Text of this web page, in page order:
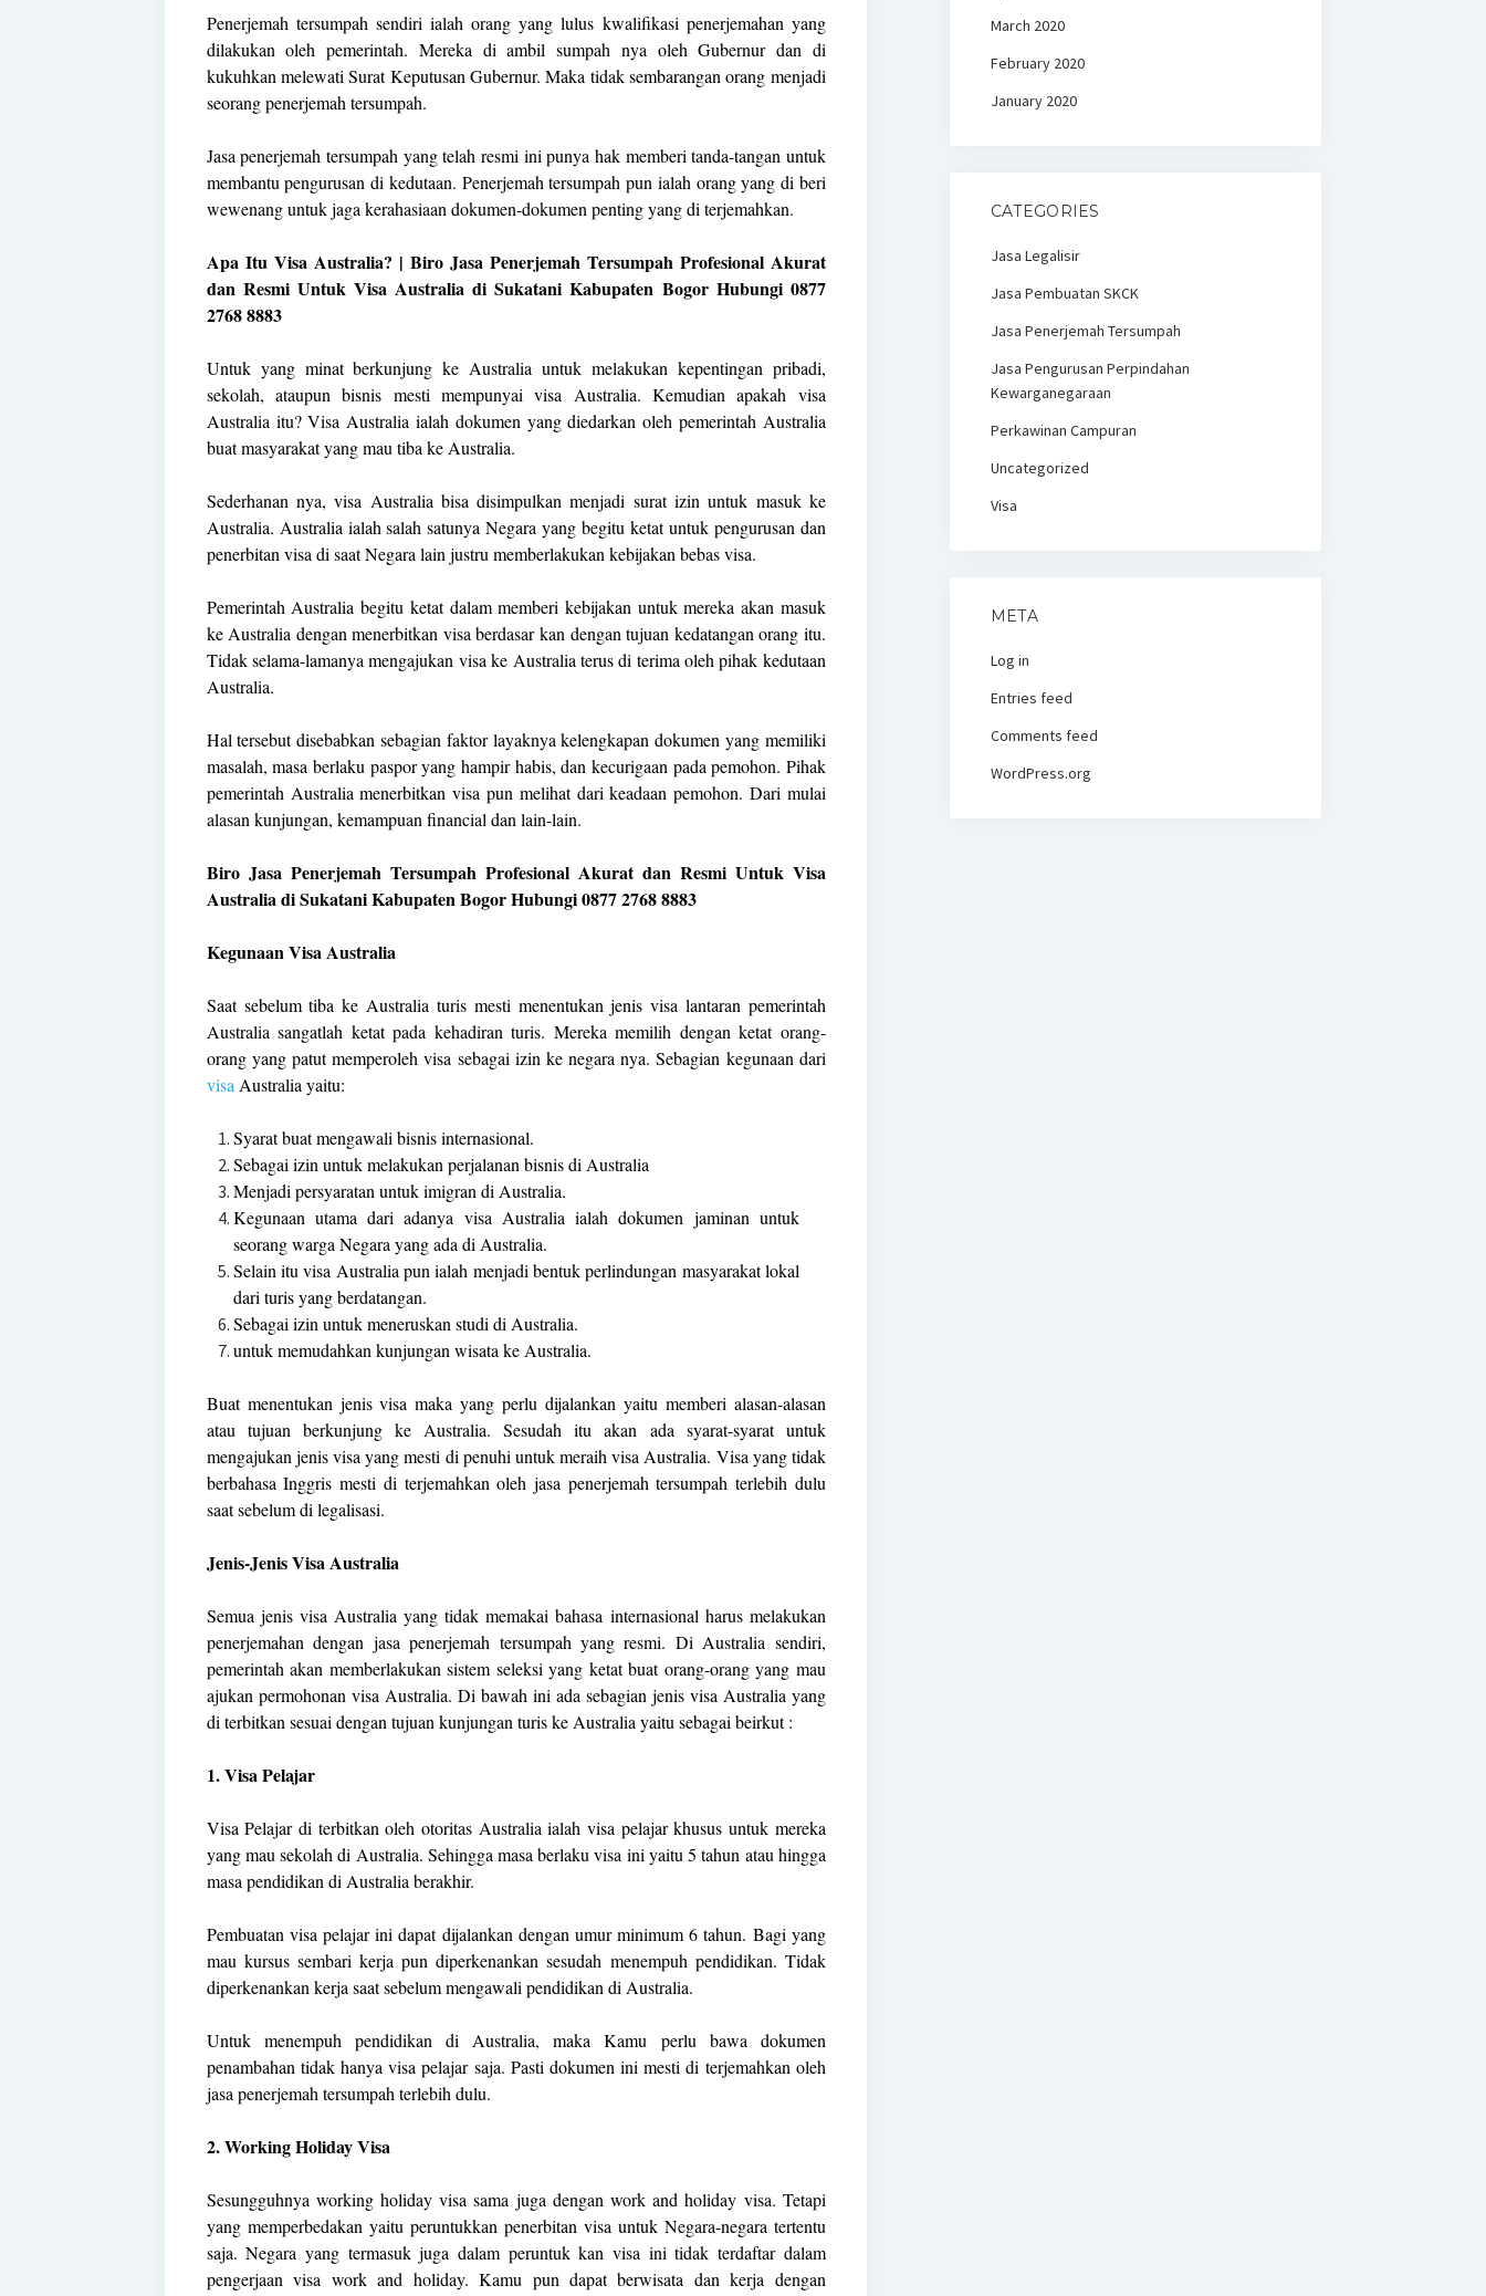
Penerjemah tersumpah sendiri ialah orang yang lulus kwalifikasi penerjemahan yang
dilakukan oleh pemerintah. Mereka di ambil sumpah nya oleh Gubernur dan di
kukuhkan melewati Surat Keputusan Gubernur. Maka tidak sembarangan orang menjadi
seorang penerjemah tersumpah.
Jasa penerjemah tersumpah yang telah resmi ini punya hak memberi tanda-tangan untuk
membantu pengurusan di kedutaan. Penerjemah tersumpah pun ialah orang yang di beri
wewenang untuk jaga kerahasiaan dokumen-dokumen penting yang di terjemahkan.
Apa Itu Visa Australia? | Biro Jasa Penerjemah Tersumpah Profesional Akurat
dan Resmi Untuk Visa Australia di Sukatani Kabupaten Bogor Hubungi 0877
2768 8883
Untuk yang minat berkunjung ke Australia untuk melakukan kepentingan pribadi,
sekolah, ataupun bisnis mesti mempunyai visa Australia. Kemudian apakah visa
Australia itu? Visa Australia ialah dokumen yang diedarkan oleh pemerintah Australia
buat masyarakat yang mau tiba ke Australia.
Sederhanan nya, visa Australia bisa disimpulkan menjadi surat izin untuk masuk ke
Australia. Australia ialah salah satunya Negara yang begitu ketat untuk pengurusan dan
penerbitan visa di saat Negara lain justru memberlakukan kebijakan bebas visa.
Pemerintah Australia begitu ketat dalam memberi kebijakan untuk mereka akan masuk
ke Australia dengan menerbitkan visa berdasar kan dengan tujuan kedatangan orang itu.
Tidak selama-lamanya mengajukan visa ke Australia terus di terima oleh pihak kedutaan
Australia.
Hal tersebut disebabkan sebagian faktor layaknya kelengkapan dokumen yang memiliki
masalah, masa berlaku paspor yang hampir habis, dan kecurigaan pada pemohon. Pihak
pemerintah Australia menerbitkan visa pun melihat dari keadaan pemohon. Dari mulai
alasan kunjungan, kemampuan financial dan lain-lain.
Biro Jasa Penerjemah Tersumpah Profesional Akurat dan Resmi Untuk Visa
Australia di Sukatani Kabupaten Bogor Hubungi 0877 2768 8883
Kegunaan Visa Australia
Saat sebelum tiba ke Australia turis mesti menentukan jenis visa lantaran pemerintah
Australia sangatlah ketat pada kehadiran turis. Mereka memilih dengan ketat orang-
orang yang patut memperoleh visa sebagai izin ke negara nya. Sebagian kegunaan dari
visaAustralia yaitu:
Syarat buat mengawali bisnis internasional.
Sebagai izin untuk melakukan perjalanan bisnis di Australia
Menjadi persyaratan untuk imigran di Australia.
Kegunaan utama dari adanya visa Australia ialah dokumen jaminan untuk
seorang warga Negara yang ada di Australia.
Selain itu visa Australia pun ialah menjadi bentuk perlindungan masyarakat lokal
dari turis yang berdatangan.
Sebagai izin untuk meneruskan studi di Australia.
untuk memudahkan kunjungan wisata ke Australia.
Buat menentukan jenis visa maka yang perlu dijalankan yaitu memberi alasan-alasan
atau tujuan berkunjung ke Australia. Sesudah itu akan ada syarat-syarat untuk
mengajukan jenis visa yang mesti di penuhi untuk meraih visa Australia. Visa yang tidak
berbahasa Inggris mesti di terjemahkan oleh jasa penerjemah tersumpah terlebih dulu
saat sebelum di legalisasi.
Jenis-Jenis Visa Australia
Semua jenis visa Australia yang tidak memakai bahasa internasional harus melakukan
penerjemahan dengan jasa penerjemah tersumpah yang resmi. Di Australia sendiri,
pemerintah akan memberlakukan sistem seleksi yang ketat buat orang-orang yang mau
ajukan permohonan visa Australia. Di bawah ini ada sebagian jenis visa Australia yang
di terbitkan sesuai dengan tujuan kunjungan turis ke Australia yaitu sebagai beirkut :
1. Visa Pelajar
Visa Pelajar di terbitkan oleh otoritas Australia ialah visa pelajar khusus untuk mereka
yang mau sekolah di Australia. Sehingga masa berlaku visa ini yaitu 5 tahun atau hingga
masa pendidikan di Australia berakhir.
Pembuatan visa pelajar ini dapat dijalankan dengan umur minimum 6 tahun. Bagi yang
mau kursus sembari kerja pun diperkenankan sesudah menempuh pendidikan. Tidak
diperkenankan kerja saat sebelum mengawali pendidikan di Australia.
Untuk menempuh pendidikan di Australia, maka Kamu perlu bawa dokumen
penambahan tidak hanya visa pelajar saja. Pasti dokumen ini mesti di terjemahkan oleh
jasa penerjemah tersumpah terlebih dulu.
2. Working Holiday Visa
Sesungguhnya working holiday visa sama juga dengan work and holiday visa. Tetapi
yang memperbedakan yaitu peruntukkan penerbitan visa untuk Negara-negara tertentu
saja. Negara yang termasuk juga dalam peruntuk kan visa ini tidak terdaftar dalam
pengerjaan visa work and holiday. Kamu pun dapat berwisata dan kerja dengan
March 2020
February 2020
January 2020
CATEGORIES
Jasa Legalisir
Jasa Pembuatan SKCK
Jasa Penerjemah Tersumpah
Jasa Pengurusan Perpindahan
Kewarganegaraan
Perkawinan Campuran
Uncategorized
Visa
META
Log in
Entries feed
Comments feed
WordPress.org